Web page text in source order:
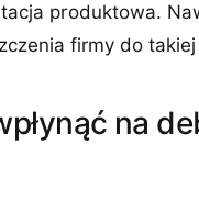
produktowa.
firmy do
na